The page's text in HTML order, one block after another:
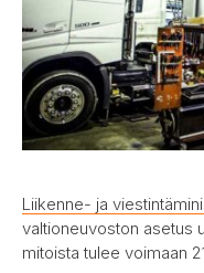
Liikenne- ja
valtioneuvoston asetus
mitoista tulee voimaan